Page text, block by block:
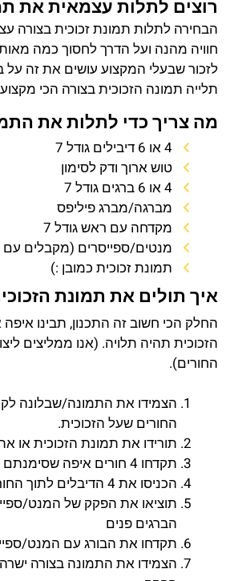
רוצים לתלות עצמאית את
הבחירה לתלות תמונת זכוכית בצורה
חוויה מהנה ועל הדרך לחסוך כמה
לזכור שבעלי המקצוע עושים את זה על
תלייה תמונה הזכוכית בצורה הכי
מה צריך כדי לתלות את
4 או 6 דיבילים גודל 7
טוש ארוך ודק לסימון
4 או 6 ברגים גודל 7
מברגה/מברג פיליפס
מקדחה עם ראש גודל 7
מנטים/ספייסרים (מקבלים
תמונת זכוכית כמובן :)
איך תולים את תמונת
החלק הכי חשוב זה התכנון, תבינו
הזכוכית תהיה תלויה. (אנו ממליצים
החורים).
הצמידו את התמונה/שבלונה
החורים שעל הזכוכית.
תורידו את תמונת הזכוכית או
תקדחו 4 חורים איפה שסימנתם
הכניסו את 4 הדיבלים לתוך החורים
תוציאו את הפקק של המנט/
הברגים פנים
תקדחו את הבורג עם המנט/ספייסר ל-4
הצמידו את התמונה בצורה